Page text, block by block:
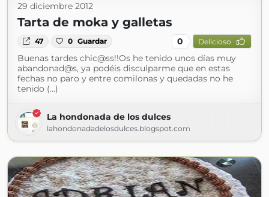
29 diciembre 2012
Tarta de moka y galletas
47 0 Guardar 0 Delicioso
Buenas tardes chic@ss!!Os he tenido unos días muy
abandonad@s, ya podéis disculparme que en estas
fechas no paro y entre comilonas y quedadas no he
tenido (...)
La hondonada de los dulces
lahondonadadelosdulces.blogspot.com